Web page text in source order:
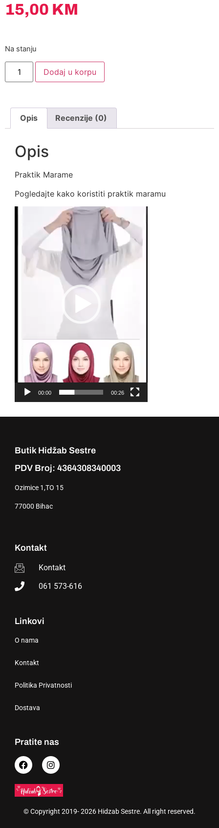
15,00 KM
Na stanju
Dodaj u korpu
Opis Recenzije (0)
Opis
Praktik Marame
Pogledajte kako koristiti praktik maramu
00:00 00:26
Butik Hidžab Sestre
PDV Broj: 4364308340003
Ozimice 1,TO 15
77000 Bihac
Kontakt
Kontakt
061 573-616
Linkovi
O nama
Kontakt
Politika Privatnosti
Dostava
Pratite nas
© Copyright 2019- 2026 Hidzab Sestre. All right reserved.